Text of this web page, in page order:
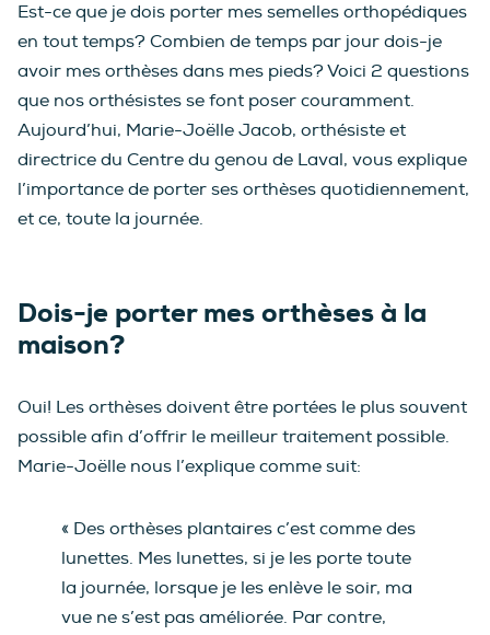
Est-ce que je dois porter mes semelles orthopédiques
en tout temps? Combien de temps par jour dois-je
avoir mes orthèses dans mes pieds? Voici 2 questions
que nos orthésistes se font poser couramment.
Aujourd’hui, Marie-Joëlle Jacob, orthésiste et
directrice du Centre du genou de Laval, vous explique
l’importance de porter ses orthèses quotidiennement,
et ce, toute la journée.
Dois-je porter mes orthèses à la
maison?
Oui! Les orthèses doivent être portées le plus souvent
possible afin d’offrir le meilleur traitement possible.
Marie-Joëlle nous l’explique comme suit:
« Des orthèses plantaires c’est comme des
lunettes. Mes lunettes, si je les porte toute
la journée, lorsque je les enlève le soir, ma
vue ne s’est pas améliorée. Par contre,